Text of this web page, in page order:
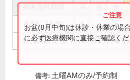
8:30～12:30 ● ● ●
14:00～17:30 ● ● ●
お盆(8月中旬)は休診・休業の場
に必ず医療機関に直接ご確認くだ
備考: 土曜AMのみ/予約制